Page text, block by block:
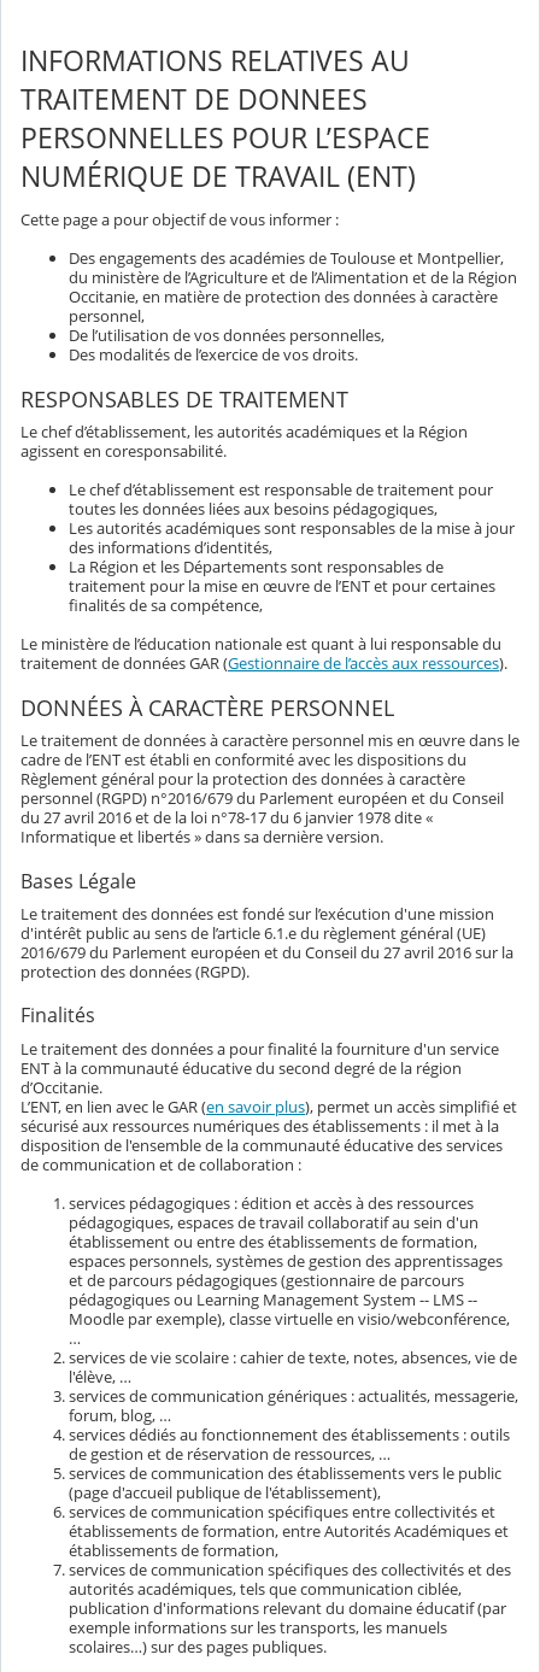
INFORMATIONS RELATIVES AU
TRAITEMENT DE DONNEES
PERSONNELLES POUR L’ESPACE
NUMÉRIQUE DE TRAVAIL (ENT)
Cette page a pour objectif de vous informer :
Des engagements des académies de Toulouse et Montpellier,
du ministère de l’Agriculture et de l’Alimentation et de la Région
Occitanie, en matière de protection des données à caractère
personnel,
De l’utilisation de vos données personnelles,
Des modalités de l’exercice de vos droits.
RESPONSABLES DE TRAITEMENT
Le chef d’établissement, les autorités académiques et la Région
agissent en coresponsabilité.
Le chef d’établissement est responsable de traitement pour
toutes les données liées aux besoins pédagogiques,
Les autorités académiques sont responsables de la mise à jour
des informations d’identités,
La Région et les Départements sont responsables de
traitement pour la mise en œuvre de l’ENT et pour certaines
finalités de sa compétence,
Le ministère de l’éducation nationale est quant à lui responsable du
traitement de données GAR (Gestionnaire de l’accès aux ressources).
DONNÉES À CARACTÈRE PERSONNEL
Le traitement de données à caractère personnel mis en œuvre dans le
cadre de l’ENT est établi en conformité avec les dispositions du
Règlement général pour la protection des données à caractère
personnel (RGPD) n°2016/679 du Parlement européen et du Conseil
du 27 avril 2016 et de la loi n°78-17 du 6 janvier 1978 dite «
Informatique et libertés » dans sa dernière version.
Bases Légale
Le traitement des données est fondé sur l’exécution d'une mission
d'intérêt public au sens de l’article 6.1.e du règlement général (UE)
2016/679 du Parlement européen et du Conseil du 27 avril 2016 sur la
protection des données (RGPD).
Finalités
Le traitement des données a pour finalité la fourniture d'un service
ENT à la communauté éducative du second degré de la région
d’Occitanie.
L’ENT, en lien avec le GAR (en savoir plus), permet un accès simplifié et
sécurisé aux ressources numériques des établissements : il met à la
disposition de l'ensemble de la communauté éducative des services
de communication et de collaboration :
services pédagogiques : édition et accès à des ressources
pédagogiques, espaces de travail collaboratif au sein d'un
établissement ou entre des établissements de formation,
espaces personnels, systèmes de gestion des apprentissages
et de parcours pédagogiques (gestionnaire de parcours
pédagogiques ou Learning Management System -- LMS --
Moodle par exemple), classe virtuelle en visio/webconférence,
…
services de vie scolaire : cahier de texte, notes, absences, vie de
l'élève, …
services de communication génériques : actualités, messagerie,
forum, blog, …
services dédiés au fonctionnement des établissements : outils
de gestion et de réservation de ressources, …
services de communication des établissements vers le public
(page d'accueil publique de l'établissement),
services de communication spécifiques entre collectivités et
établissements de formation, entre Autorités Académiques et
établissements de formation,
services de communication spécifiques des collectivités et des
autorités académiques, tels que communication ciblée,
publication d'informations relevant du domaine éducatif (par
exemple informations sur les transports, les manuels
scolaires…) sur des pages publiques.